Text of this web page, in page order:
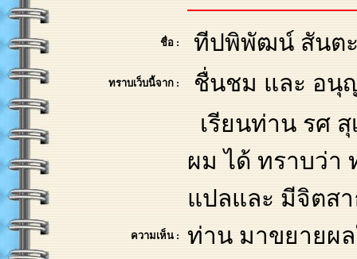
ชื่อ : ทีปพิพัฒน์ สัน
ทราบเว็บนี้จาก : ชื่นชม และ อนุ
ความเห็น :
เรียนท่าน รศ
ผม ได้ ทราบว่า
แปลและ มีจิตส
ท่าน มาขยายผ